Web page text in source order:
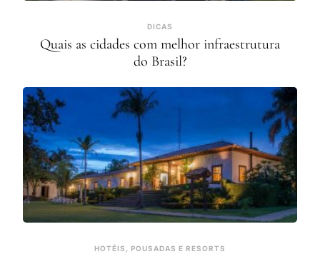
DICAS
Quais as cidades com melhor infraestrutura
do Brasil?
HOTÉIS, POUSADAS E RESORTS